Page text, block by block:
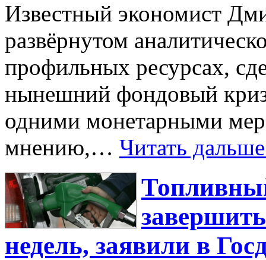
Известный экономист
развёрнутом
профильных ресурсах,
нынешний фондовый
одними монетарными
мнению,… Читать
недель, заявили в